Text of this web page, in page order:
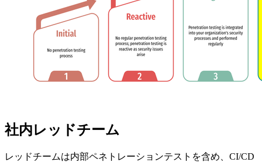
社内レッドチーム
レッドチームは内部ペネトレーションテストを含め、CI/CD